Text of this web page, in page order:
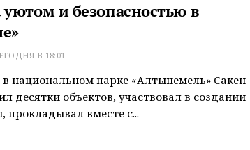
уютом и безопасностью в
В 18:01
в национальном парке «Алтынемель» Сакен
десятки объектов, участвовал в создании
прокладывал вместе с...